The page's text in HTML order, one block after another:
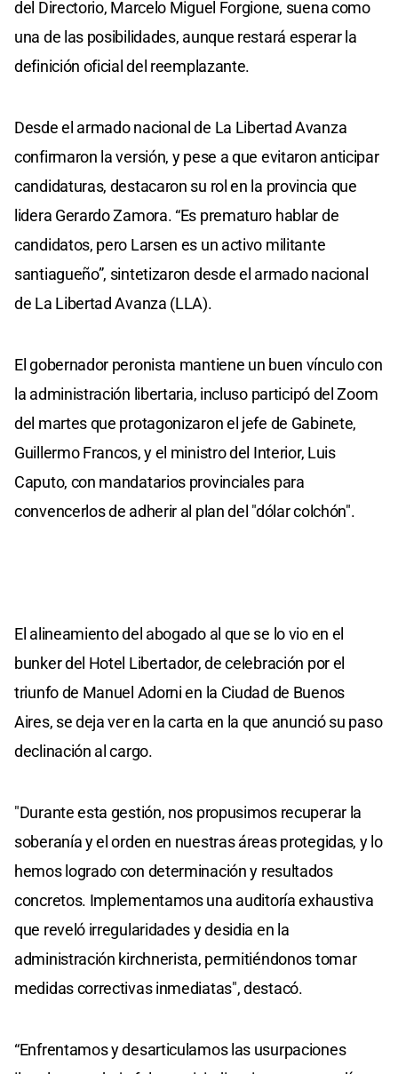
del Directorio, Marcelo Miguel Forgione, suena como
una de las posibilidades, aunque restará esperar la
definición oficial del reemplazante.
Desde el armado nacional de La Libertad Avanza
confirmaron la versión, y pese a que evitaron anticipar
candidaturas, destacaron su rol en la provincia que
lidera Gerardo Zamora. “Es prematuro hablar de
candidatos, pero Larsen es un activo militante
santiagueño”, sintetizaron desde el armado nacional
de La Libertad Avanza (LLA).
El gobernador peronista mantiene un buen vínculo con
la administración libertaria, incluso participó del Zoom
del martes que protagonizaron el jefe de Gabinete,
Guillermo Francos, y el ministro del Interior, Luis
Caputo, con mandatarios provinciales para
convencerlos de adherir al plan del "dólar colchón".
El alineamiento del abogado al que se lo vio en el
bunker del Hotel Libertador, de celebración por el
triunfo de Manuel Adorni en la Ciudad de Buenos
Aires, se deja ver en la carta en la que anunció su paso
declinación al cargo.
"Durante esta gestión, nos propusimos recuperar la
soberanía y el orden en nuestras áreas protegidas, y lo
hemos logrado con determinación y resultados
concretos. Implementamos una auditoría exhaustiva
que reveló irregularidades y desidia en la
administración kirchnerista, permitiéndonos tomar
medidas correctivas inmediatas", destacó.
“Enfrentamos y desarticulamos las usurpaciones